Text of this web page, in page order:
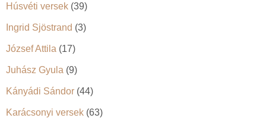
Húsvéti versek (39)
Ingrid Sjöstrand (3)
József Attila (17)
Juhász Gyula (9)
Kányádi Sándor (44)
Karácsonyi versek (63)